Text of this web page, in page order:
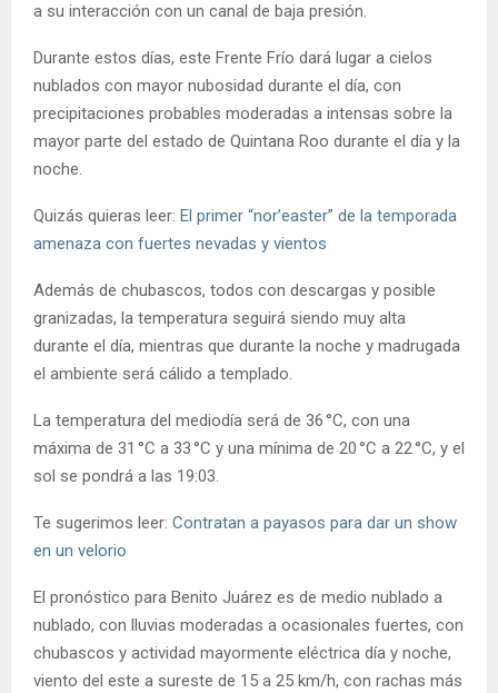
a su interacción con un canal de baja presión.
Durante estos días, este Frente Frío dará lugar a cielos
nublados con mayor nubosidad durante el día, con
precipitaciones probables moderadas a intensas sobre la
mayor parte del estado de Quintana Roo durante el día y la
noche.
Quizás quieras leer: El primer “nor’easter” de la temporada
amenaza con fuertes nevadas y vientos
Además de chubascos, todos con descargas y posible
granizadas, la temperatura seguirá siendo muy alta
durante el día, mientras que durante la noche y madrugada
el ambiente será cálido a templado.
La temperatura del mediodía será de 36 °C, con una
máxima de 31 °C a 33 °C y una mínima de 20 °C a 22 °C, y el
sol se pondrá a las 19:03.
Te sugerimos leer: Contratan a payasos para dar un show
en un velorio
El pronóstico para Benito Juárez es de medio nublado a
nublado, con lluvias moderadas a ocasionales fuertes, con
chubascos y actividad mayormente eléctrica día y noche,
viento del este a sureste de 15 a 25 km/h, con rachas más